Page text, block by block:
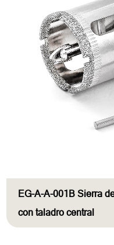
EG-A-A-001B Sierra
con taladro central